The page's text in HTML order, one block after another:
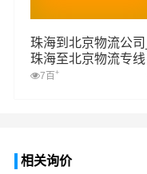
珠海到北京物流公司_
珠海至北京物流专线
7百+
相关询价